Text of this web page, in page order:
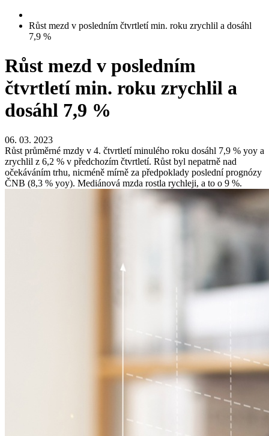
Růst mezd v posledním čtvrtletí min. roku zrychlil a dosáhl
7,9 %
Růst mezd v posledním
čtvrtletí min. roku zrychlil a
dosáhl 7,9 %
06. 03. 2023
Růst průměrné mzdy v 4. čtvrtletí minulého roku dosáhl 7,9 % yoy a
zrychlil z 6,2 % v předchozím čtvrtletí. Růst byl nepatrně nad
očekáváním trhu, nicméně mírně za předpoklady poslední prognózy
ČNB (8,3 % yoy). Mediánová mzda rostla rychleji, a to o 9 %.